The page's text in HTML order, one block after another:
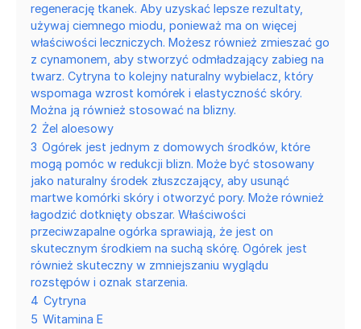
regenerację tkanek. Aby uzyskać lepsze rezultaty,
używaj ciemnego miodu, ponieważ ma on więcej
właściwości leczniczych. Możesz również zmieszać go
z cynamonem, aby stworzyć odmładzający zabieg na
twarz. Cytryna to kolejny naturalny wybielacz, który
wspomaga wzrost komórek i elastyczność skóry.
Można ją również stosować na blizny.
2 Żel aloesowy
3 Ogórek jest jednym z domowych środków, które
mogą pomóc w redukcji blizn. Może być stosowany
jako naturalny środek złuszczający, aby usunąć
martwe komórki skóry i otworzyć pory. Może również
łagodzić dotknięty obszar. Właściwości
przeciwzapalne ogórka sprawiają, że jest on
skutecznym środkiem na suchą skórę. Ogórek jest
również skuteczny w zmniejszaniu wyglądu
rozstępów i oznak starzenia.
4 Cytryna
5 Witamina E